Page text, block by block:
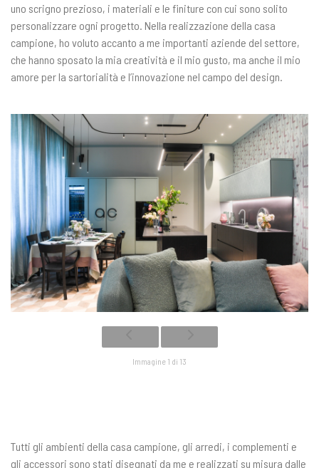
uno scrigno prezioso, i materiali e le finiture con cui sono solito
personalizzare ogni progetto. Nella realizzazione della casa
campione, ho voluto accanto a me importanti aziende del settore,
che hanno sposato la mia creatività e il mio gusto, ma anche il mio
amore per la sartorialità e l’innovazione nel campo del design.
Immagine 1 di 13
Tutti gli ambienti della casa campione, gli arredi, i complementi e
gli accessori sono stati disegnati da me e realizzati su misura dalle